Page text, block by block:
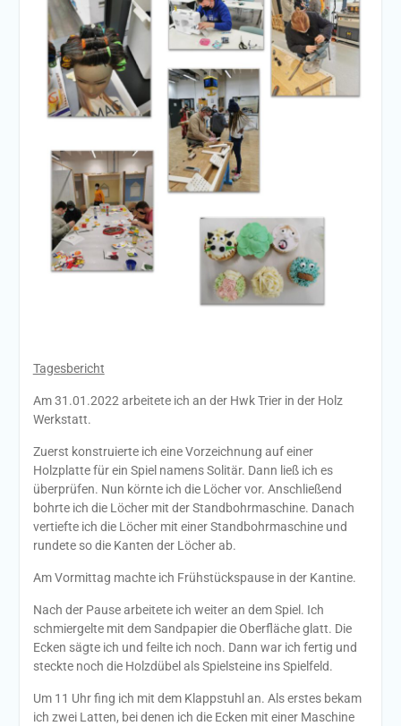
Tagesbericht
Am 31.01.2022 arbeitete ich an der Hwk Trier in der Holz
Werkstatt.
Zuerst konstruierte ich eine Vorzeichnung auf einer
Holzplatte für ein Spiel namens Solitär. Dann ließ ich es
überprüfen. Nun körnte ich die Löcher vor. Anschließend
bohrte ich die Löcher mit der Standbohrmaschine. Danach
vertiefte ich die Löcher mit einer Standbohrmaschine und
rundete so die Kanten der Löcher ab.
Am Vormittag machte ich Frühstückspause in der Kantine.
Nach der Pause arbeitete ich weiter an dem Spiel. Ich
schmiergelte mit dem Sandpapier die Oberfläche glatt. Die
Ecken sägte ich und feilte ich noch. Dann war ich fertig und
steckte noch die Holzdübel als Spielsteine ins Spielfeld.
Um 11 Uhr fing ich mit dem Klappstuhl an. Als erstes bekam
ich zwei Latten, bei denen ich die Ecken mit einer Maschine